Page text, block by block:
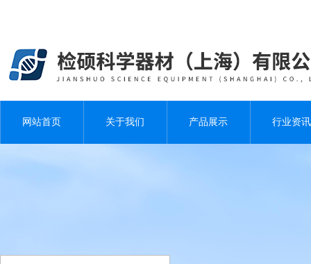
网站首页 关于我们 产品展示 行业资讯